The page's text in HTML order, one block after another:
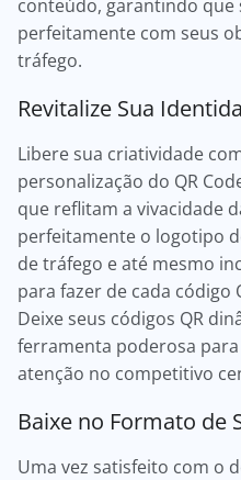
conteúdo, garantindo que
perfeitamente com seus
tráfego.
Revitalize Sua
Libere sua criatividade
personalização do QR
que reflitam a vivacidade
perfeitamente o logotipo
de tráfego e até mesmo
para fazer de cada código
Deixe seus códigos QR
ferramenta poderosa
atenção no competitivo
Baixe no Formato de
Uma vez satisfeito com o